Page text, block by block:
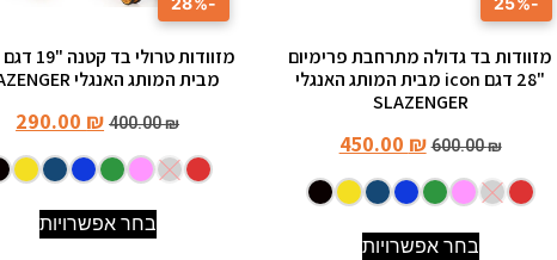
מזוודות בד גדולה מתרחבת פרימיום
"28 דגם icon מבית המותג האנגלי
SLAZENGER
600.00₪
450.00 ₪
בחר אפשרויות
מבית המותג האנגלי SLAZENGER
400.00₪
290.00 ₪
בחר אפשרויות